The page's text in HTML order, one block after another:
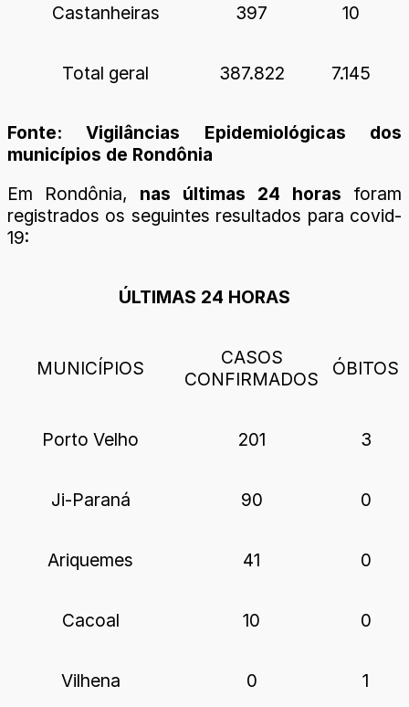
Castanheiras 397 10
Total geral 387.822 7.145
Fonte: Vigilâncias Epidemiológicas dos
municípios de Rondônia
Em Rondônia, nas últimas 24 horas foram
registrados os seguintes resultados para covid-
19:
ÚLTIMAS 24 HORAS
MUNICÍPIOS
CASOS
CONFIRMADOS
ÓBITOS
Porto Velho 201 3
Ji-Paraná 90 0
Ariquemes 41 0
Cacoal 10 0
Vilhena 0 1